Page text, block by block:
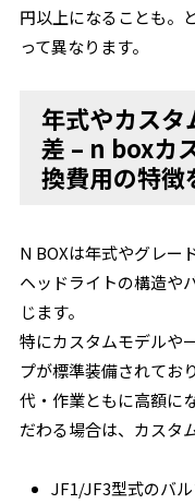
円以上になることも。
って異なります。
年式やカスタ
差 – n boxカ
換費用の特徴
N BOXは年式やグレー
ヘッドライトの構造や
じます。
特にカスタムモデルや
プが標準装備されてお
代・作業ともに高額に
だわる場合は、カスタ
JF1/JF3型式のバ